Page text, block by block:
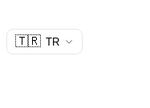
🇹🇷 TR